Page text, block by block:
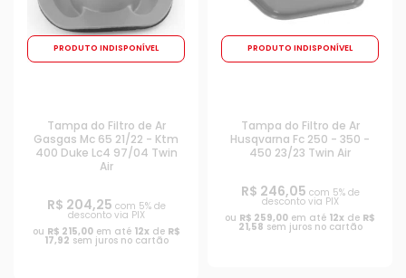
PRODUTO INDISPONÍVEL
Tampa do Filtro de Ar
Gasgas Mc 65 21/22 - Ktm
400 Duke Lc4 97/04 Twin
Air
R$ 204,25 com 5% de
desconto via PIX
ou R$ 215,00em até 12xde R$
17,92 sem juros no cartão
PRODUTO INDISPONÍVEL
Tampa do Filtro de Ar
Husqvarna Fc 250 - 350 -
450 23/23 Twin Air
R$ 246,05 com 5% de
desconto via PIX
ou R$ 259,00 em até 12x de R$
21,58 sem juros no cartão